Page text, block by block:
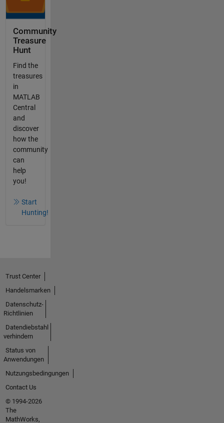
Community
Treasure
Hunt
Find the
treasures
in
MATLAB
Central
and
discover
how the
community
can
help
you!
Start
Hunting!
Trust Center
Handelsmarken
Datenschutz-
Richtlinien
Datendiebstahl
verhindern
Status von
Anwendungen
Nutzungsbedingungen
Contact Us
© 1994-2026
The
MathWorks,